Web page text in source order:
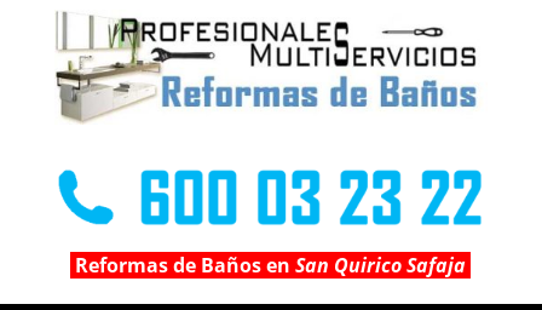
Reformas de Baños enSan Quirico Safaja